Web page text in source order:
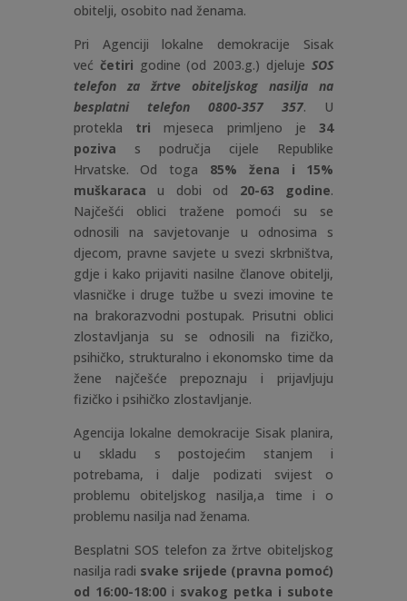
obitelji, osobito nad ženama.
Pri Agenciji lokalne demokracije Sisak
već četiri godine (od 2003.g.) djeluje SOS
telefon za žrtve obiteljskog nasilja na
besplatni telefon 0800-357 357. U
protekla
tri mjeseca primljeno je
34
poziva
s područja cijele Republike
Hrvatske. Od toga
85% žena i 15%
muškaraca
u dobi od 20-63 godine.
Najčešći oblici tražene pomoći su se
odnosili na savjetovanje u odnosima s
djecom, pravne savjete u svezi skrbništva,
gdje i kako prijaviti nasilne članove obitelji,
vlasničke i druge tužbe u svezi imovine te
na brakorazvodni postupak. Prisutni oblici
zlostavljanja su se odnosili na fizičko,
psihičko, strukturalno i ekonomsko time da
žene najčešće prepoznaju i prijavljuju
fizičko i psihičko zlostavljanje.
Agencija lokalne demokracije Sisak planira,
u skladu s postojećim stanjem i
potrebama, i dalje podizati svijest o
problemu obiteljskog nasilja,a time i o
problemu nasilja nad ženama.
Besplatni SOS telefon za žrtve obiteljskog
nasilja radi svake srijede (pravna pomoć)
od 16:00-18:00 i svakog petka i subote